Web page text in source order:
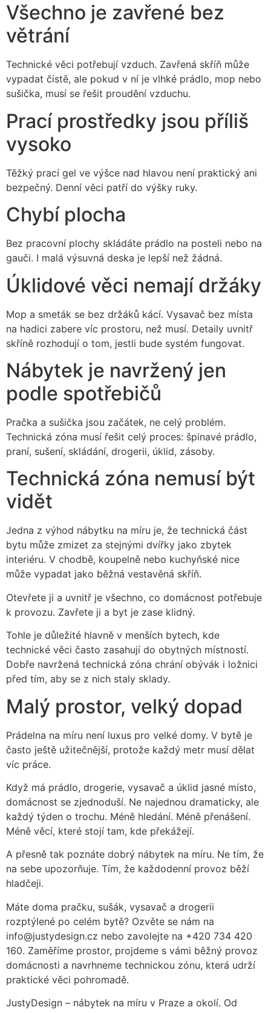
Všechno je zavřené bez
větrání
Technické věci potřebují vzduch. Zavřená skříň může
vypadat čistě, ale pokud v ní je vlhké prádlo, mop nebo
sušička, musí se řešit proudění vzduchu.
Prací prostředky jsou příliš
vysoko
Těžký prací gel ve výšce nad hlavou není praktický ani
bezpečný. Denní věci patří do výšky ruky.
Chybí plocha
Bez pracovní plochy skládáte prádlo na posteli nebo na
gauči. I malá výsuvná deska je lepší než žádná.
Úklidové věci nemají držáky
Mop a smeták se bez držáků kácí. Vysavač bez místa
na hadici zabere víc prostoru, než musí. Detaily uvnitř
skříně rozhodují o tom, jestli bude systém fungovat.
Nábytek je navržený jen
podle spotřebičů
Pračka a sušička jsou začátek, ne celý problém.
Technická zóna musí řešit celý proces: špinavé prádlo,
praní, sušení, skládání, drogerii, úklid, zásoby.
Technická zóna nemusí být
vidět
Jedna z výhod nábytku na míru je, že technická část
bytu může zmizet za stejnými dvířky jako zbytek
interiéru. V chodbě, koupelně nebo kuchyňské nice
může vypadat jako běžná vestavěná skříň.
Otevřete ji a uvnitř je všechno, co domácnost potřebuje
k provozu. Zavřete ji a byt je zase klidný.
Tohle je důležité hlavně v menších bytech, kde
technické věci často zasahují do obytných místností.
Dobře navržená technická zóna chrání obývák i ložnici
před tím, aby se z nich staly sklady.
Malý prostor, velký dopad
Prádelna na míru není luxus pro velké domy. V bytě je
často ještě užitečnější, protože každý metr musí dělat
víc práce.
Když má prádlo, drogerie, vysavač a úklid jasné místo,
domácnost se zjednoduší. Ne najednou dramaticky, ale
každý týden o trochu. Méně hledání. Méně přenášení.
Méně věcí, které stojí tam, kde překážejí.
A přesně tak poznáte dobrý nábytek na míru. Ne tím, že
na sebe upozorňuje. Tím, že každodenní provoz běží
hladčeji.
Máte doma pračku, sušák, vysavač a drogerii
rozptýlené po celém bytě? Ozvěte se nám na
info@justydesign.cz nebo zavolejte na +420 734 420
160. Zaměříme prostor, projdeme s vámi běžný provoz
domácnosti a navrhneme technickou zónu, která udrží
praktické věci pohromadě.
JustyDesign – nábytek na míru v Praze a okolí. Od